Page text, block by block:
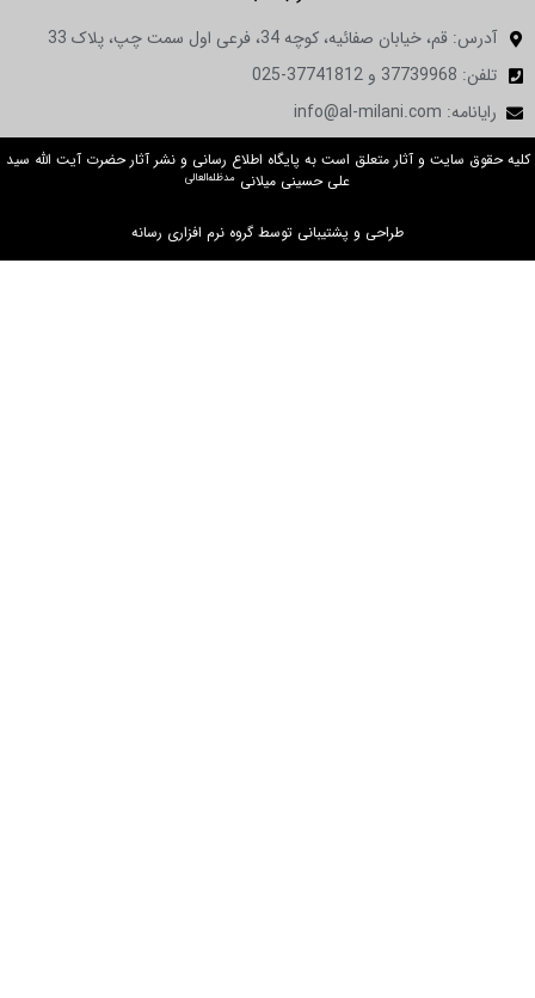
آدرس: قم، خیابان صفائیه، کوچه 34، فرعی اول سمت چپ، پلاک 33
تلفن: 37739968 و 37741812-025
رایانامه: info@al-milani.com
کلیه حقوق سایت و آثار متعلق است به پایگاه اطلاع رسانی و نشر آثار حضرت آیت الله سید
علی حسینی میلانی مدظله‌العالی
طراحی و پشتیبانی توسط گروه نرم افزاری رسانه